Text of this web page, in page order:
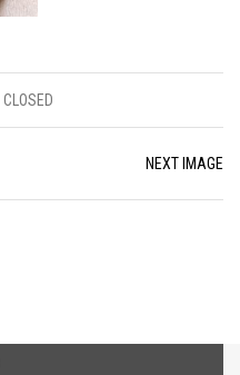
CLOSED
NEXT IMAGE